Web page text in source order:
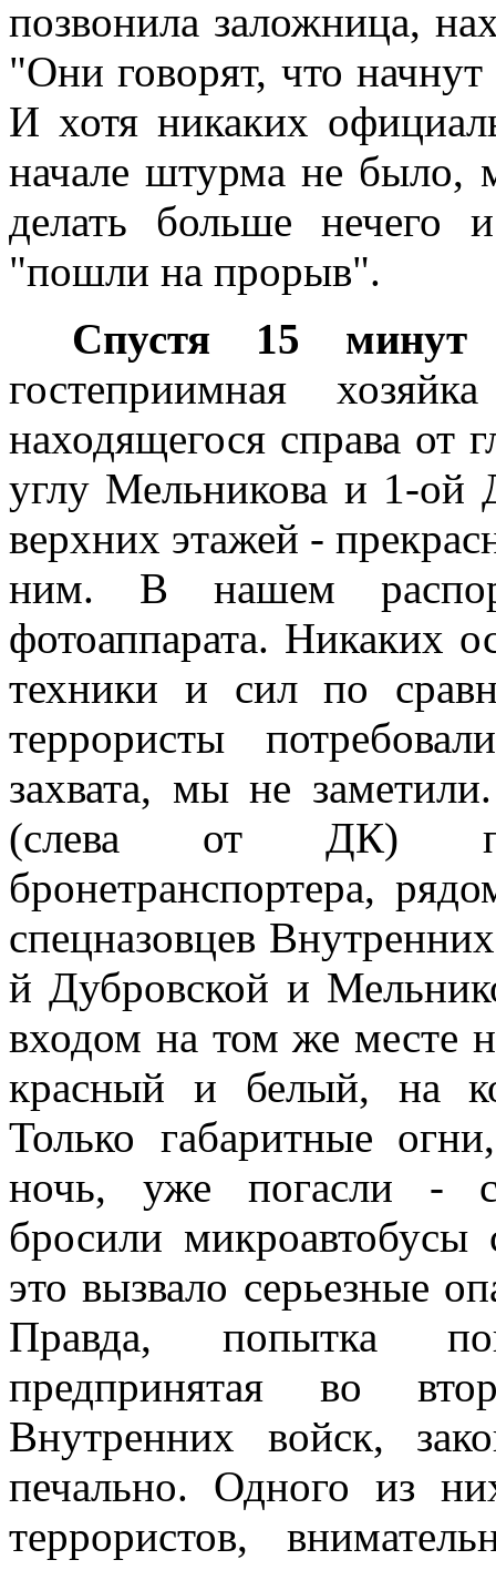
позвонила заложница,
"Они говорят, что
И хотя никаких
начале штурма не было,
делать больше нечего
"пошли на прорыв".
Спустя 15 минут
гостеприимная
находящегося справа от
углу Мельникова и 1-ой
верхних этажей -
ним. В нашем
фотоаппарата. Никаких
техники и сил по
террористы
захвата, мы не
(слева от ДК)
бронетранспортера,
спецназовцев
й Дубровской и
входом на том же месте
красный и белый, на
Только габаритные
ночь, уже погасли -
бросили микроавтобусы
это вызвало серьезные
Правда, попытка
предпринятая во
Внутренних войск,
печально. Одного из
террористов,